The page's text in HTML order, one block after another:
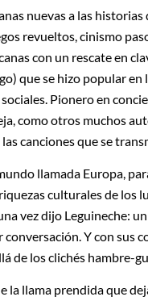
nuevas a las
revueltos, cinismo
con un rescate en
que se hizo popular
Pionero en
como otros muchos
canciones que se
llamada Europa,
culturales de los
vez dijo Leguineche:
Y con sus
de los clichés hambre-
la llama prendida que